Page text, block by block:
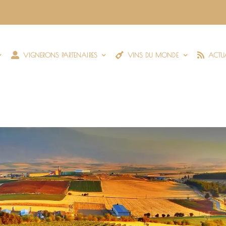
VIGNERONS PARTENAIRES VINS DU MONDE